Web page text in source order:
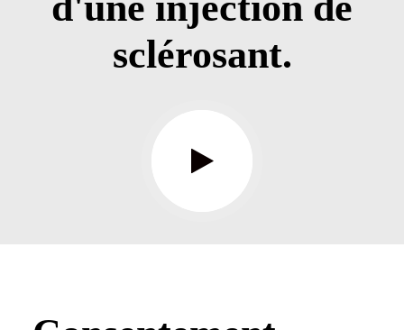
sclérosant.